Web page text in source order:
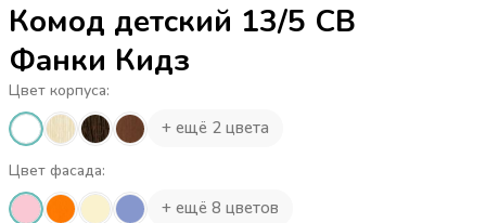
Комод детский 13/5 СВ
Фанки Кидз
Цвет корпуса:
+ ещё 2 цвета
Цвет фасада:
+ ещё 8 цветов